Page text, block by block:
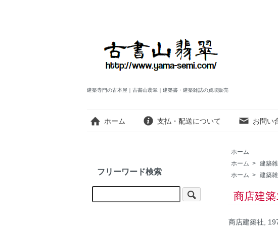
建築専門の古本屋｜古書山翡翠｜建築書・建築雑誌の買取販売
ホーム 支払・配送について お問い
ホーム
ホーム > 建築
ホーム > 建築
商店建
商店建築社,
フリーワード検索